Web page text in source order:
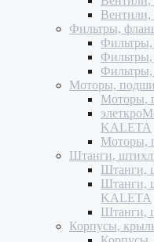
Фильтры,
Моторы,
Моторы,
KALETA
Моторы,
Штанги,
Штанги,
Штанги,
KALETA
Штанги,
Корпусы,